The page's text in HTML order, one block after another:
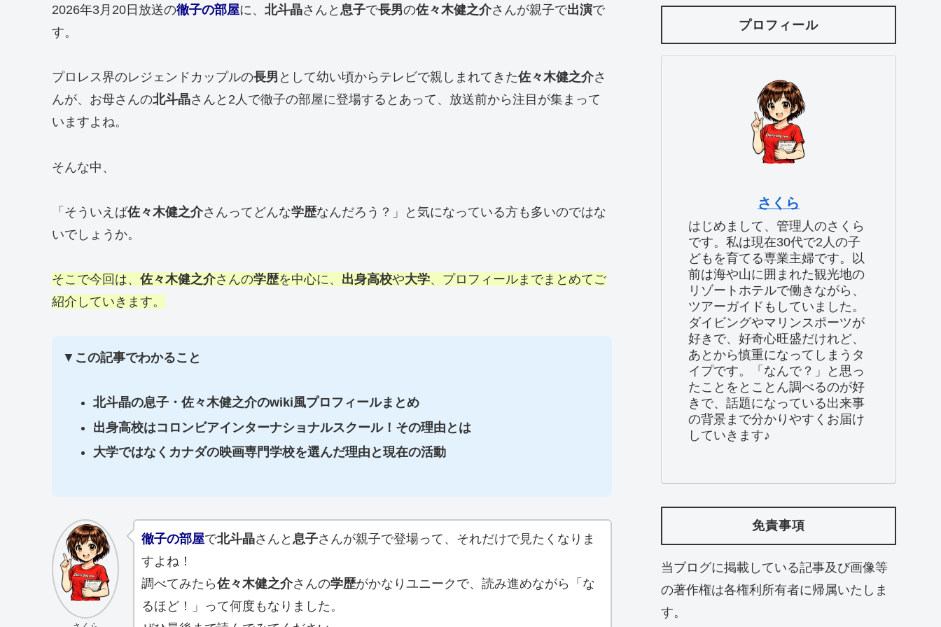
2026年3月20日放送の徹子の部屋に、 北斗晶さんと 息子で長男の佐々木健之介さんが親子で出演で
す。
プロレス界のレジェンドカップルの長男 として幼い頃からテレビで親しまれてきた佐々木健之介さ
んが、お母さんの北斗晶さんと2人で徹子の部屋に登場するとあって、放送前から注目が集まって
いますよね。
そんな中、
「そういえば佐々木健之介さんってどんな学歴なんだろう？」と気になっている方も多いのではな
いでしょうか。
そこで今回は、 佐々木健之介さんの学歴を中心に、 出身高校や大学、プロフィールまでまとめてご
紹介していきます。
▼ この記事でわかること
北斗晶の息子・佐々木健之介のwiki風プロフィールまとめ
出身高校はコロンビアインターナショナルスクール！その理由とは
大学ではなくカナダの映画専門学校を選んだ理由と現在の活動
徹子の部屋で北斗晶さんと 息子さんが親子で登場って、それだけで見たくなりま
すよね！
調べてみたら佐々木健之介さんの学歴がかなりユニークで、読み進めながら「な
るほど！」って何度もなりました。
プロフィール
さくら
はじめまして、管理人のさくら
です。私は現在30代で2人の子
どもを育てる専業主婦です。以
前は海や山に囲まれた観光地の
リゾートホテルで働きながら、
ツアーガイドもしていました。
ダイビングやマリンスポーツが
好きで、好奇心旺盛だけれど、
あとから慎重になってしまうタ
イプです。「なんで？」と思っ
たことをとことん調べるのが好
きで、話題になっている出来事
の背景まで分かりやすくお届け
していきます♪
免責事項
当ブログに掲載している記事及び画像等
の著作権は各権利所有者に帰属いたしま
す。